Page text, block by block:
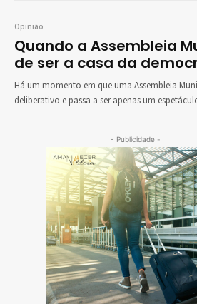
Opinião
Quando a Assembleia
de ser a casa da
Há um momento em que uma Assembleia
deliberativo e passa a ser apenas um
- Publicidade -